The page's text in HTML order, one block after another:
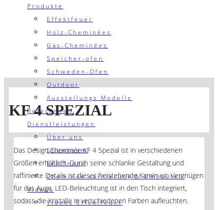
Produkte
Effektfeuer
Holz-Cheminées
Gas-Cheminées
Speicher-ofen
Schweden-Ofen
Outdoor
Ausstellungs Modelle
Referenzen
Dienstleistungen
Über uns
Showroom
Eröffnung
Cheminée sarnierung & Umbauten
Videos
Videos Effektfeuer
KF 4 SPEZIAL
Das Design Cheminée KF 4 Spezial ist in verschiedenen
Größen erhältlich. Durch seine schlanke Gestaltung und
raffinierte Details ist dieser freistehende Kamin ein Vergnügen
für das Auge. LED-Beleuchtung ist in den Tisch integriert,
sodass die Kristalle in verschiedenen Farben aufleuchten.